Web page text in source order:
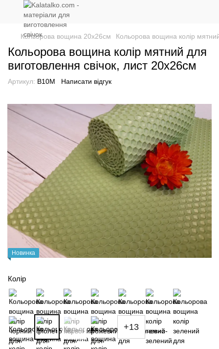
Кольорова вощина 20х26см Кольорова вощина колір
Кольорова вощина колір мятний для
виготовлення свічок, лист 20x26см
Артикул: В10М Написати відгук
Новинка
Колір
+13